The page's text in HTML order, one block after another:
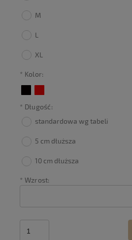
M
L
XL
* Kolor:
* Długość:
standardowa wg tabeli
5 cm dłuższa
10 cm dłuższa
* Wzrost: